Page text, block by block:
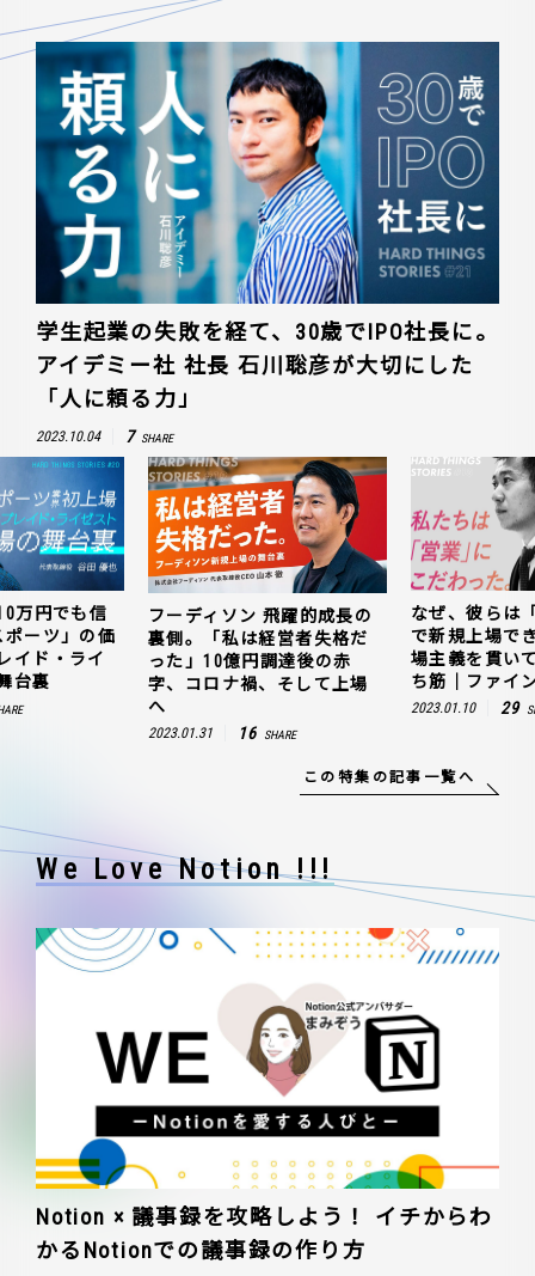
学生起業の失敗を経て、30歳でIPO社長に。
アイデミー社 社長 石川聡彦が大切にした
「人に頼る力」
2023.10.04 7 SHARE
万円でも信
ーツ」の価
イド・ライ
台裏
フーディソン 飛躍的成長の
裏側。「私は経営者失格だ
った」10億円調達後の赤
字、コロナ禍、そして上場
へ
2023.01.31 16 SHARE
なぜ、彼らは
で新規上場で
場主義を貫い
ち筋｜ファイ
2023.01.10 29
この特集の記事一覧へ
We Love Notion !!!
Notion × 議事録を攻略しよう！ イチからわ
かるNotionでの議事録の作り方